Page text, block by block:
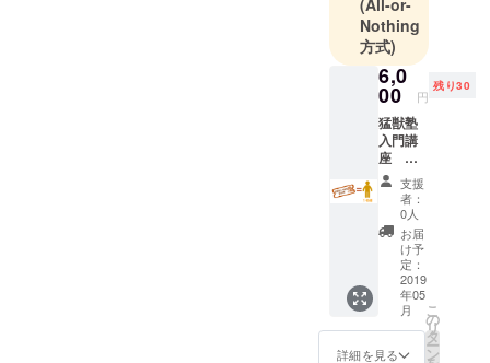
い” 日本人の
為の“和魂洋
才”究極ビジ
ネス講座
塾頭 西田浩
P&Gにて、
入社3か月で
当時の店頭
ディスプレ
イ納入記録
(All-or-
Nothing
方式)
6,0
00 円
残り30
猛獣塾
入門講
座 １
名分
参加権
時】２
０１９
年５月
２３日
(木)
【時
間】１
９時～
支援
者：
0人
お届
け予
定：
2019
年05
月
詳細を見る
こ
の
リ
タ
ー
ン